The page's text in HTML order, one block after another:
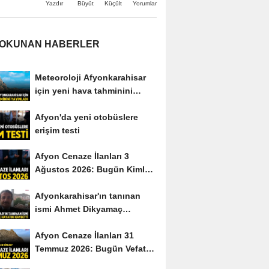
Yazdır Büyüt Küçült Yorumlar
HABERLER
Meteoroloji Afyonkarahisar
için yeni hava tahminini
Afyon'da yeni otobüslere
erişim testi
Afyon Cenaze İlanları 3
Ağustos 2026: Bugün Kimler
Afyonkarahisar'ın tanınan
ismi Ahmet Dikyamaç
Afyon Cenaze İlanları 31
Temmuz 2026: Bugün Vefat